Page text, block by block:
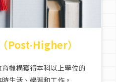
Post-Higher）
機構獲得本科以上學位的